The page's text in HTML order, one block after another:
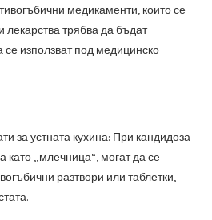
медикаменти, които се
лекарства трябва да бъдат
се използват под медицинско
за устната кухина: При кандидоза
като „млечница“, могат да се
разтвори или таблетки,